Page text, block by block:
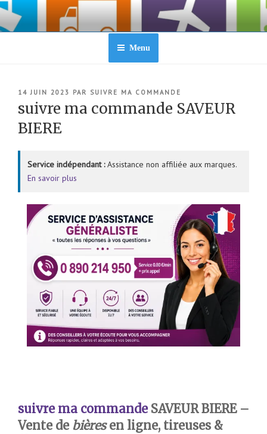
Aller
contenu
Menu
PUBLIÉ
14 JUIN 2023 PAR SUIVRE MA COMMANDE
suivre ma commande SAVEUR
BIERE
Service indépendant :Assistance non affiliée aux marques.
En savoir plus
suivre ma commandeSAVEUR BIERE –
Vente de bièresen ligne, tireuses &